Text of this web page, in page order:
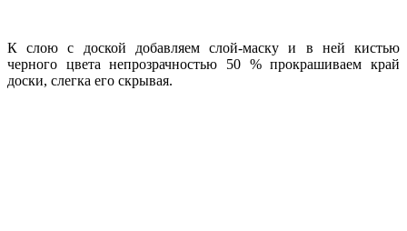
К слою с доской добавляем слой-маску и в ней кистью
черного цвета непрозрачностью 50 % прокрашиваем край
доски, слегка его скрывая.